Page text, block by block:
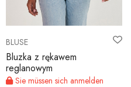
BLUSE
Bluzka z rękawem
reglanowym
Sie müssen sich anmelden